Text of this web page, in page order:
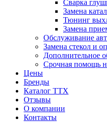
Сварка
Замена
Тюнинг
Замена
Обслуживание
Замена стекол и
Дополнительное
Срочная помощь
Цены
Бренды
Каталог ТТХ
Отзывы
О компании
Контакты